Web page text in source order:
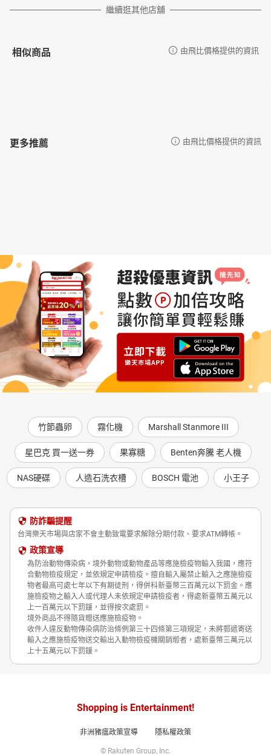
繼續逛其他店舖
相似商品 由飛比價格提供的資訊
更多推薦 由飛比價格提供的資訊
竹節蟲卵 霧化機 Marshall Stanmore III
星巴克 買一送一券 果寡糖 Benten奔騰 老人機
NAS硬碟 人造石洗衣槽 BOSCH 電池 小王子
防詐騙提醒
台灣樂天市場與店家不會主動致電要求解除分期付款、要求ATM轉帳。
政策宣導
為防治動物傳染病，境外動物或動物產品等應施檢疫物輸入我國，應符
合動物檢疫規定，並依規定申請檢疫。擅自輸入屬禁止輸入之應施檢疫
物者最高可處七年以下有期徒刑，得併科新臺幣三百萬元以下罰金。應
施檢疫物之輸入人或代理人未依規定申請檢疫者，得處新臺幣五萬元以
上一百萬元以下罰鍰，並得按次處罰。
境外商品不得隨貨贈送應施檢疫物。
收件人違反動物傳染病防治條例第三十四條第三項規定，未將郵遞寄送
輸入之應施檢疫物送交輸出入動物檢疫機關銷燬者，處新臺幣三萬元以
上十五萬元以下罰鍰。
Shopping is Entertainment!
非洲豬瘟政策宣導 隱私權政策
© Rakuten Group, Inc.